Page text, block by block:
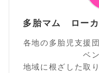
多胎マム ローカ
各地の多胎児支援
ベ
地域に根ざした取